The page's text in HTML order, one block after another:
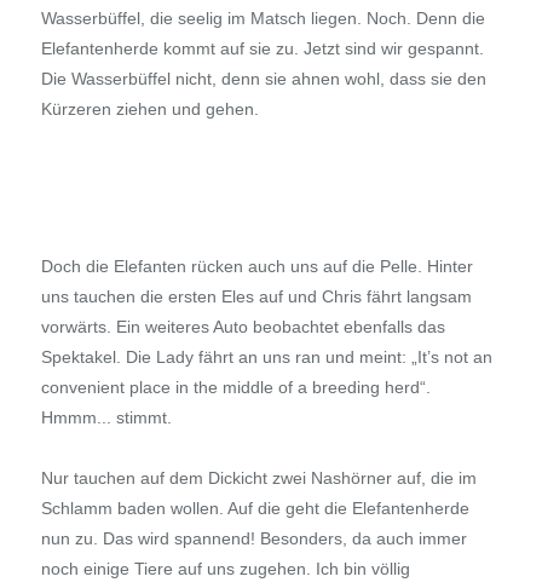
Wasserbüffel, die seelig im Matsch liegen. Noch. Denn die
Elefantenherde kommt auf sie zu. Jetzt sind wir gespannt.
Die Wasserbüffel nicht, denn sie ahnen wohl, dass sie den
Kürzeren ziehen und gehen.
Doch die Elefanten rücken auch uns auf die Pelle. Hinter
uns tauchen die ersten Eles auf und Chris fährt langsam
vorwärts. Ein weiteres Auto beobachtet ebenfalls das
Spektakel. Die Lady fährt an uns ran und meint: „It’s not an
convenient place in the middle of a breeding herd“.
Hmmm... stimmt.
Nur tauchen auf dem Dickicht zwei Nashörner auf, die im
Schlamm baden wollen. Auf die geht die Elefantenherde
nun zu. Das wird spannend! Besonders, da auch immer
noch einige Tiere auf uns zugehen. Ich bin völlig